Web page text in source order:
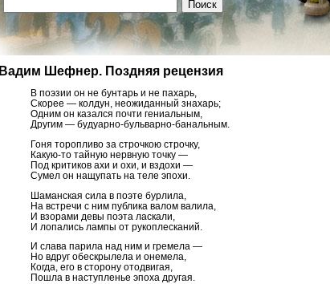
Вадим Шефнер. Поздняя рецензия
В поэзии он не бунтарь и не пахарь,
Скорее — колдун, неожиданный знахарь;
Одним он казался почти гениальным,
Другим — будуарно-бульварно-банальным.
Гоня торопливо за строчкою строчку,
Какую-то тайную нервную точку —
Под критиков ахи и охи, и вздохи —
Сумел он нащупать на теле эпохи.
Шаманская сила в поэте бурлила,
На встречи с ним публика валом валила,
И взорами девы поэта ласкали,
И лопались лампы от рукоплесканий.
И слава парила над ним и гремела —
Но вдруг обескрылела и онемела,
Когда, его в сторону отодвигая,
Пошла в наступленье эпоха другая.